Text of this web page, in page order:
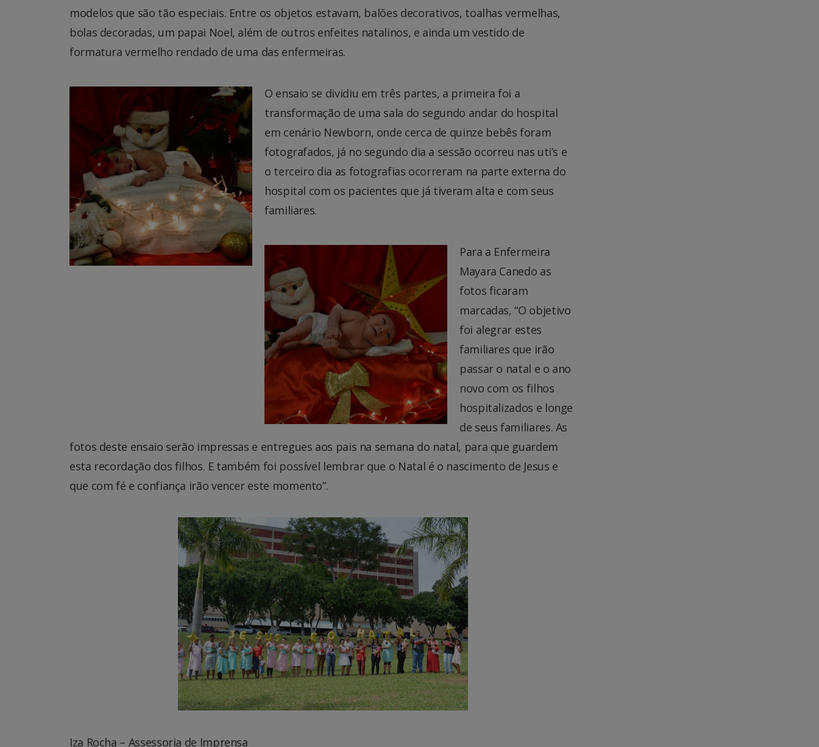
modelos que são tão especiais. Entre os objetos estavam, balões decorativos, toalhas vermelhas,
bolas decoradas, um papai Noel, além de outros enfeites natalinos, e ainda um vestido de
formatura vermelho rendado de uma das enfermeiras.
O ensaio se dividiu em três partes, a primeira foi a
transformação de uma sala do segundo andar do hospital
em cenário Newborn, onde cerca de quinze bebês foram
fotografados, já no segundo dia a sessão ocorreu nas uti’s e
o terceiro dia as fotografias ocorreram na parte externa do
hospital com os pacientes que já tiveram alta e com seus
familiares.
Para a Enfermeira
Mayara Canedo as
fotos ficaram
marcadas, “O objetivo
foi alegrar estes
familiares que irão
passar o natal e o ano
novo com os filhos
hospitalizados e longe
de seus familiares. As
fotos deste ensaio serão impressas e entregues aos pais na semana do natal, para que guardem
esta recordação dos filhos. E também foi possível lembrar que o Natal é o nascimento de Jesus e
que com fé e confiança irão vencer este momento”.
Iza Rocha – Assessoria de Imprensa